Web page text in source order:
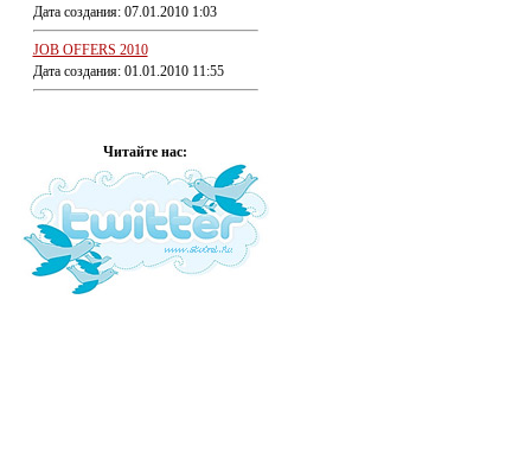
Дата создания: 07.01.2010 1:03
JOB OFFERS 2010
Дата создания: 01.01.2010 11:55
Читайте нас: